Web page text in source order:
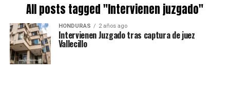
All posts tagged "Intervienen juzgado"
HONDURAS 2 años ago
Intervienen Juzgado tras captura de juez
Vallecillo